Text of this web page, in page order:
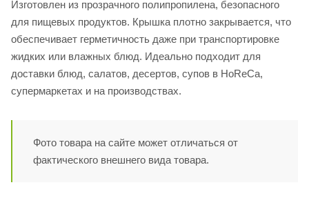
Изготовлен из прозрачного полипропилена, безопасного
для пищевых продуктов. Крышка плотно закрывается, что
обеспечивает герметичность даже при транспортировке
жидких или влажных блюд. Идеально подходит для
доставки блюд, салатов, десертов, супов в HoReCa,
супермаркетах и на производствах.
Фото товара на сайте может отличаться от
фактического внешнего вида товара.